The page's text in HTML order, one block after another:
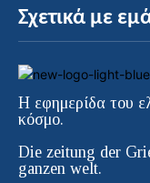
Σχετικά με
Η εφημερίδα του
κόσμο.
Die zeitung der
ganzen welt.